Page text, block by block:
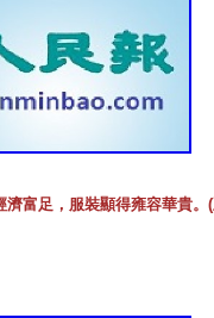
濟富足，服裝顯得雍容華貴。